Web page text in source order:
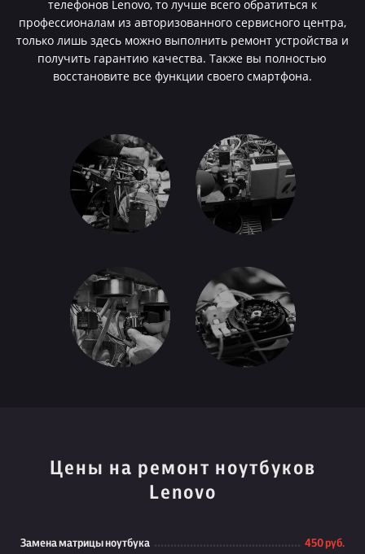
телефонов Lenovo, то лучше всего обратиться к
профессионалам из авторизованного сервисного центра,
только лишь здесь можно выполнить ремонт устройства и
получить гарантию качества. Также вы полностью
восстановите все функции своего смартфона.
Цены на ремонт ноутбуков
Lenovo
Замена матрицы ноутбука 450 руб.